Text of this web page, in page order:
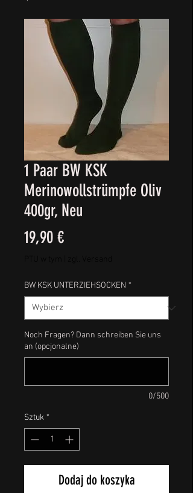
1 Paar BW KSK
Merinowollstrümpfe Oliv
400gr, Neu
19,90 €Cena
BW KSK UNTERZIEHSOCKEN *
Noch Fragen? Dann schreiben Sie uns
an (opcjonalne)
0/500
Sztuk *
Dodaj do koszyka